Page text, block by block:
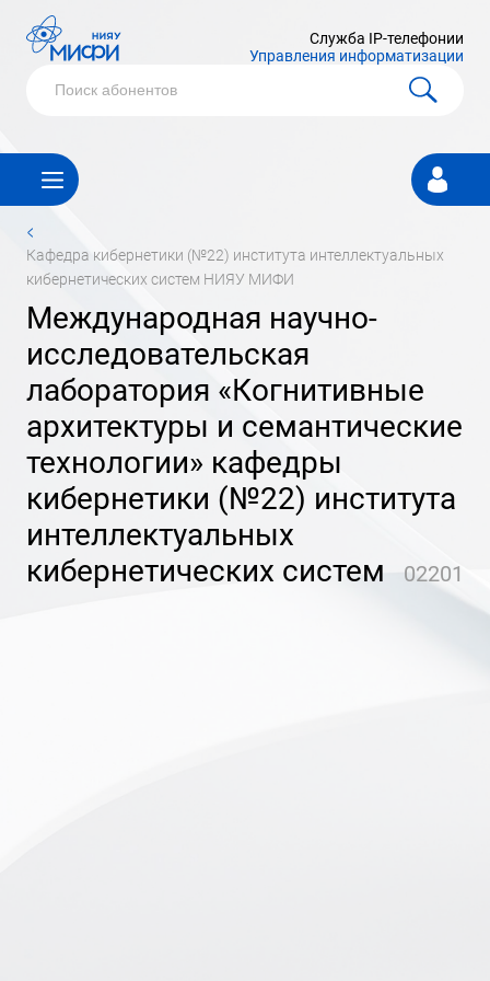
Служба IP-телефонии
Управления информатизации
Личный
кабинет
<
кафедра кибернетики (№22) института интеллектуальных
кибернетических систем НИЯУ МИФИ
Международная научно-
исследовательская
лаборатория «Когнитивные
архитектуры и семантические
технологии» кафедры
кибернетики (№22) института
интеллектуальных
кибернетических систем
02201